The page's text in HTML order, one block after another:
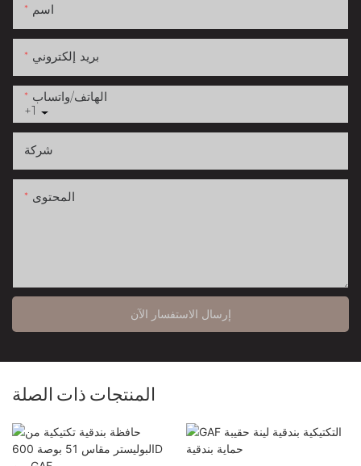
اسم
بريد إلكتروني
+1
الهاتف/واتساب
شركة
المحتوى
إرسال الاستفسار الآن
المنتجات ذات الصلة